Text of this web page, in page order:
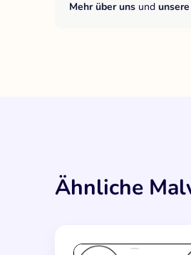
Mehr über uns und
Ähnliche